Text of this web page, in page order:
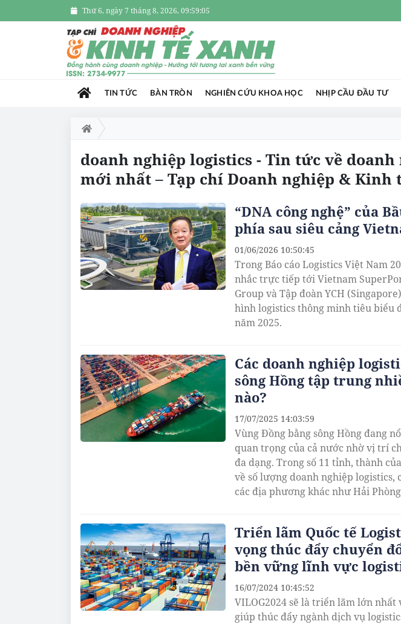
Thứ 6, ngày 7 tháng 8, 2026, 09:59:06
TIN TỨC BÀN TRÒN NGHIÊN CỨU KHOA HỌC NHỊP CẦU ĐẦU TƯ
doanh nghiệp logistics - Tin tức về
mới nhất – Tạp chí Doanh nghiệp & Kinh
“DNA công nghệ” của
phía sau siêu cảng
Trong Báo cáo Logistics Việt Nam
nhắc trực tiếp tới Vietnam
Group và Tập đoàn YCH
hình logistics thông minh tiêu biểu
năm 2025.
01/06/2026 10:50:45
Các doanh nghiệp
sông Hồng tập trung
nào?
Vùng Đồng bằng sông Hồng đang
quan trọng của cả nước nhờ vị trí
đa dạng. Trong số 11 tỉnh, thành
về số lượng doanh nghiệp
các địa phương khác như Hải
17/07/2025 14:03:59
Triển lãm Quốc tế
vọng thúc đẩy chuyển
bền vững lĩnh vực
VILOG2024 sẽ là triển lãm lớn nhất
giúp thúc đẩy ngành dịch vụ
16/07/2024 10:45:52